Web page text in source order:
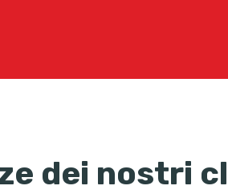
dei nostri